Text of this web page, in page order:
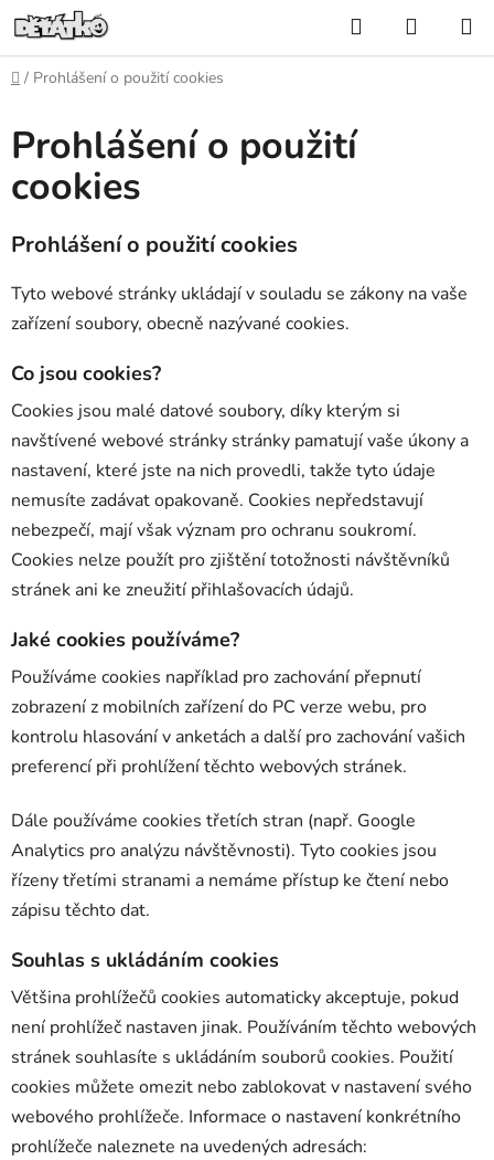
Přejít
na
obsah
Hledat
KOŠÍK
Domů
/ Prohlášení o použití cookies
Prohlášení o použití
cookies
Prohlášení o použití cookies
Tyto webové stránky ukládají v souladu se zákony na vaše
zařízení soubory, obecně nazývané cookies.
Co jsou cookies?
Cookies jsou malé datové soubory, díky kterým si
navštívené webové stránky stránky pamatují vaše úkony a
nastavení, které jste na nich provedli, takže tyto údaje
nemusíte zadávat opakovaně. Cookies nepředstavují
nebezpečí, mají však význam pro ochranu soukromí.
Cookies nelze použít pro zjištění totožnosti návštěvníků
stránek ani ke zneužití přihlašovacích údajů.
Jaké cookies používáme?
Používáme cookies například pro zachování přepnutí
zobrazení z mobilních zařízení do PC verze webu, pro
kontrolu hlasování v anketách a další pro zachování vašich
preferencí při prohlížení těchto webových stránek.
Dále používáme cookies třetích stran (např. Google
Analytics pro analýzu návštěvnosti). Tyto cookies jsou
řízeny třetími stranami a nemáme přístup ke čtení nebo
zápisu těchto dat.
Souhlas s ukládáním cookies
Většina prohlížečů cookies automaticky akceptuje, pokud
není prohlížeč nastaven jinak. Používáním těchto webových
stránek souhlasíte s ukládáním souborů cookies. Použití
cookies můžete omezit nebo zablokovat v nastavení svého
webového prohlížeče. Informace o nastavení konkrétního
prohlížeče naleznete na uvedených adresách: